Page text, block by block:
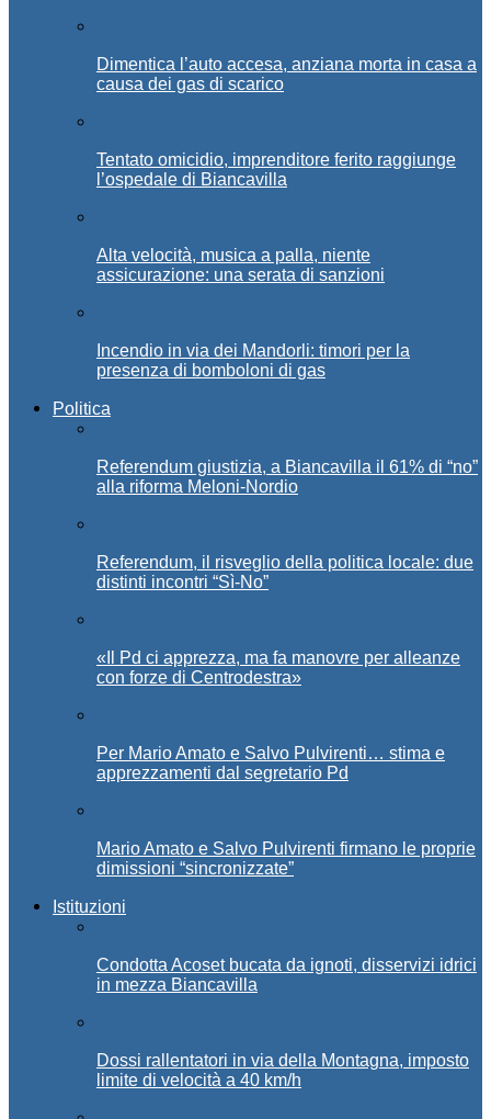
Dimentica l’auto accesa, anziana morta in casa a
causa dei gas di scarico
Tentato omicidio, imprenditore ferito raggiunge
l’ospedale di Biancavilla
Alta velocità, musica a palla, niente
assicurazione: una serata di sanzioni
Incendio in via dei Mandorli: timori per la
presenza di bomboloni di gas
Politica
Referendum giustizia, a Biancavilla il 61% di “no”
alla riforma Meloni-Nordio
Referendum, il risveglio della politica locale: due
distinti incontri “Sì-No”
«Il Pd ci apprezza, ma fa manovre per alleanze
con forze di Centrodestra»
Per Mario Amato e Salvo Pulvirenti… stima e
apprezzamenti dal segretario Pd
Mario Amato e Salvo Pulvirenti firmano le proprie
dimissioni “sincronizzate”
Istituzioni
Condotta Acoset bucata da ignoti, disservizi idrici
in mezza Biancavilla
Dossi rallentatori in via della Montagna, imposto
limite di velocità a 40 km/h